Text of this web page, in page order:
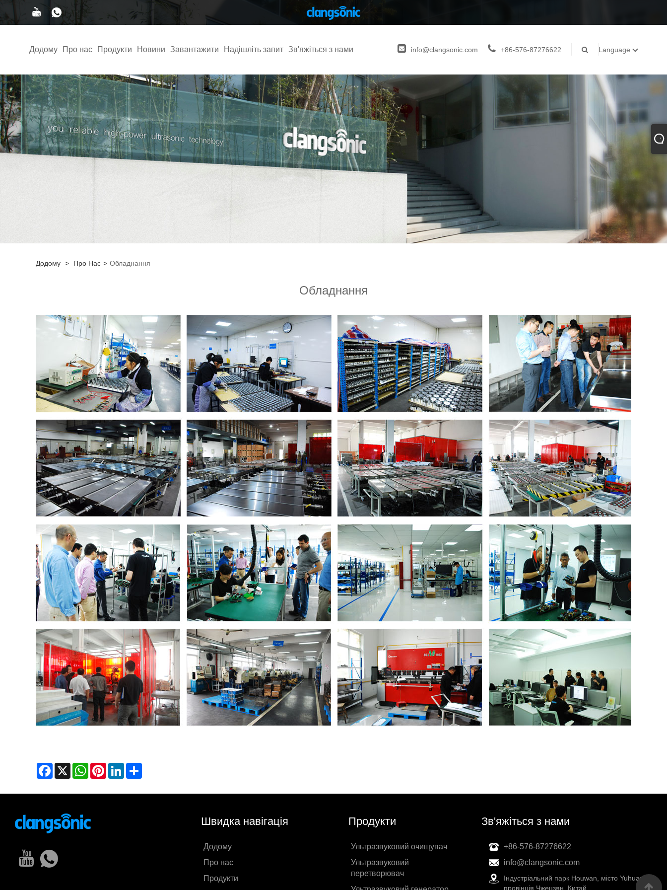
Додому Про нас Продукти Новини Завантажити Надішліть запит Зв'яжіться з нами info@clangsonic.com +86-576-87276622 Language
Додому > Про Нас > Обладнання
Обладнання
Facebook
X WhatsAppPinterestLinkedIn
Швидка навігація
Додому
Про нас
Продукти
Продукти
Ультразвуковий очищувач
Ультразвуковий
перетворювач
Зв'яжіться з нами
+86-576-87276622
info@clangsonic.com
Індустріальний парк Houwan, місто Yuhuan,
провінція Чжецзян, Китай